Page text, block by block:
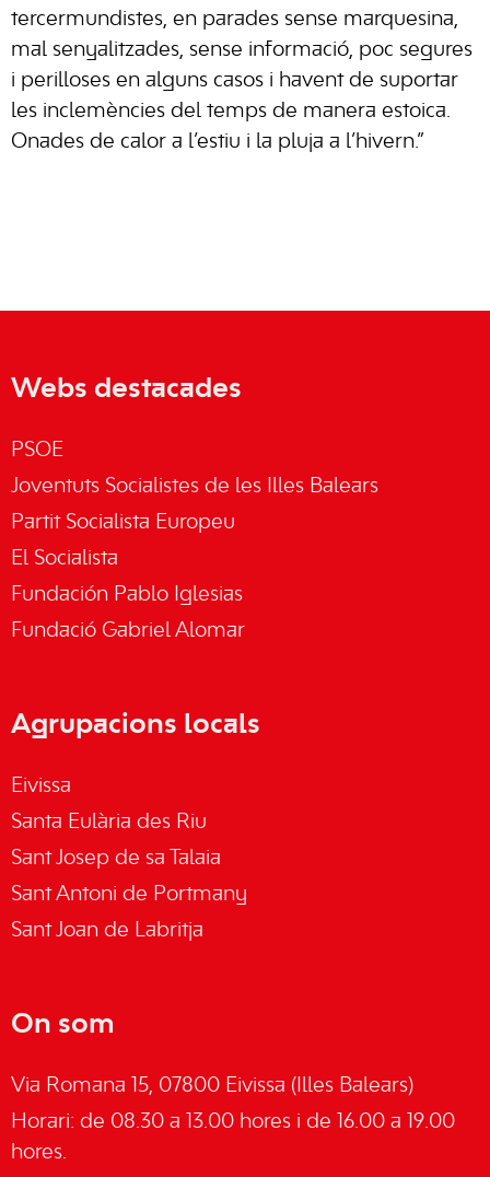
tercermundistes, en parades sense marquesina,
mal senyalitzades, sense informació, poc segures
i perilloses en alguns casos i havent de suportar
les inclemències del temps de manera estoica.
Onades de calor a l’estiu i la pluja a l’hivern.”
Webs destacades
PSOE
Joventuts Socialistes de les Illes Balears
Partit Socialista Europeu
El Socialista
Fundación Pablo Iglesias
Fundació Gabriel Alomar
Agrupacions locals
Eivissa
Santa Eulària des Riu
Sant Josep de sa Talaia
Sant Antoni de Portmany
Sant Joan de Labritja
On som
Via Romana 15, 07800 Eivissa (Illes Balears)
Horari: de 08.30 a 13.00 hores i de 16.00 a 19.00
hores.